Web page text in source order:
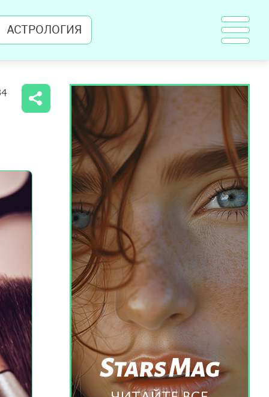
АСТРОЛОГИЯ